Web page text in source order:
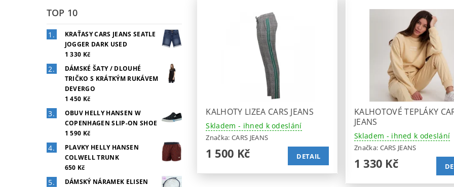
TOP 10
KRAŤASY CARS JEANS SEATLE
JOGGER DARK USED
1 330 Kč
DÁMSKÉ ŠATY / DLOUHÉ
TRIČKO S KRÁTKÝM RUKÁVEM
DEVERGO
1 450 Kč
OBUV HELLY HANSEN W
COPENHAGEN SLIP-ON SHOE
1 590 Kč
PLAVKY HELLY HANSEN
COLWELL TRUNK
650 Kč
DÁMSKÝ NÁRAMEK ELISEN
KALHOTY LIZEA CARS JEANS
Skladem - ihned k odeslání
Značka: CARS JEANS
1 500 Kč DETAIL
KALHOTOVÉ TEPLÁKY
JEANS
Skladem - ihned k odeslání
Značka: CARS JEANS
1 330 Kč